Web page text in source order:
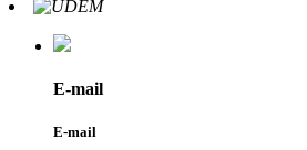
E-mail
E-mail